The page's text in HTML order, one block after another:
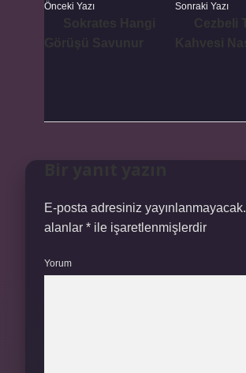
Önceki Yazı Sonraki Yazı
E-posta adresiniz yayınlanmayacak.
alanlar * ile işaretlenmişlerdir
Yorum